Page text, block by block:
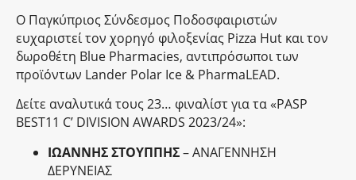
Ο Παγκύπριος Σύνδεσμος Ποδοσφαιριστών
ευχαριστεί τον χορηγό φιλοξενίας Pizza Hut και τον
δωροθέτη Blue Pharmacies, αντιπρόσωποι των
προϊόντων Lander Polar Ice & PharmaLEAD.
Δείτε αναλυτικά τους 23… φιναλίστ για τα «PASP
BEST11 C’ DIVISION AWARDS 2023/24»:
ΙΩΑΝΝΗΣ ΣΤΟΥΠΠΗΣ– ΑΝΑΓΕΝΝΗΣΗ
ΔΕΡΥΝΕΙΑΣ